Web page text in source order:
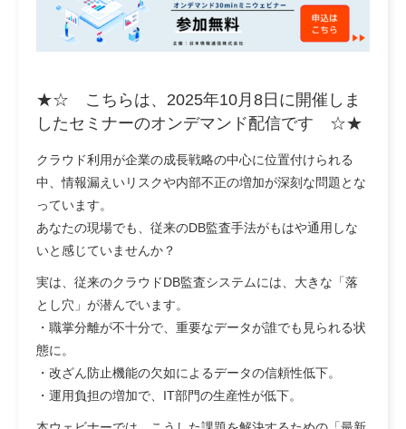
★☆ こちらは、2025年10月8日に開催しま
したセミナーのオンデマンド配信です ☆★
クラウド利用が企業の成長戦略の中心に位置付けられる
中、情報漏えいリスクや内部不正の増加が深刻な問題とな
っています。
あなたの現場でも、従来のDB監査手法がもはや通用しな
いと感じていませんか？
実は、従来のクラウドDB監査システムには、大きな「落
とし穴」が潜んでいます。
・職掌分離が不十分で、重要なデータが誰でも見られる状
態に。
・改ざん防止機能の欠如によるデータの信頼性低下。
・運用負担の増加で、IT部門の生産性が低下。